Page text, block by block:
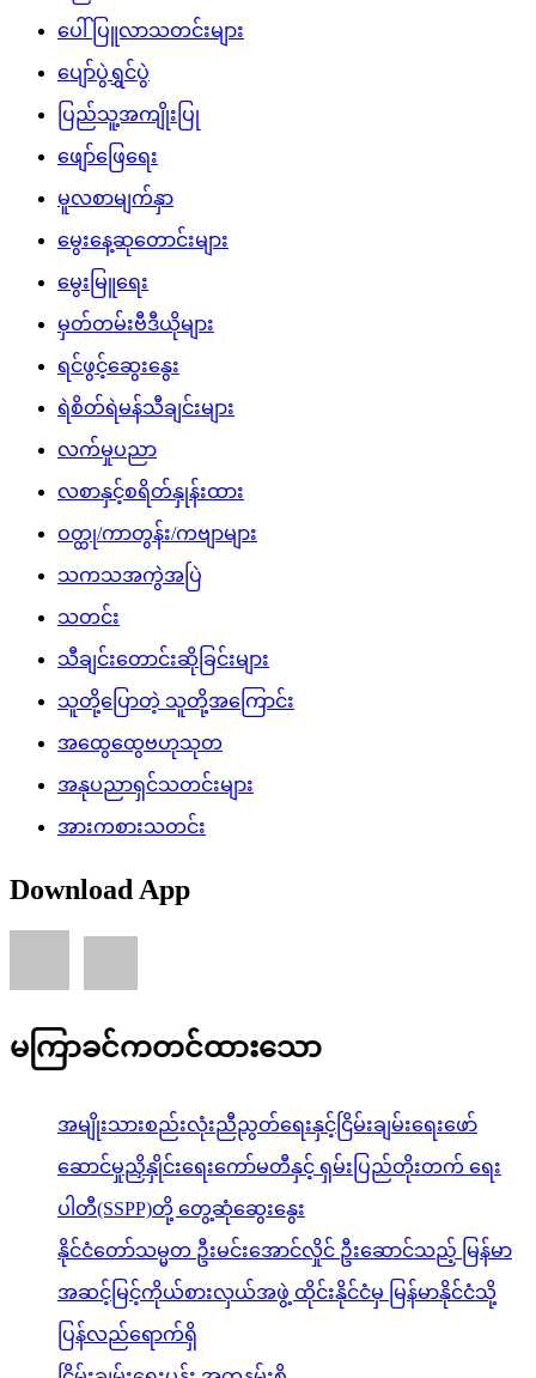
ပေါ်ပြူလာသတင်းများ
ပျော်ပွဲရွှင်ပွဲ
ပြည်သူ့အကျိုးပြု
ဖျော်ဖြေရေး
မူလစာမျက်နှာ
မွေးနေ့ဆုတောင်းများ
မွေးမြူရေး
မှတ်တမ်းဗီဒီယိုများ
ရင်ဖွင့်ဆွေးနွေး
ရဲစိတ်ရဲမန်သီချင်းများ
လက်မှုပညာ
လစာနှင့်စရိတ်နှုန်းထား
ဝတ္ထု/ကာတွန်း/ကဗျာများ
သကသအကွဲအပြဲ
သတင်း
သီချင်းတောင်းဆိုခြင်းများ
သူတို့ပြောတဲ့ သူတို့အကြောင်း
အထွေထွေဗဟုသုတ
အနုပညာရှင်သတင်းများ
အားကစားသတင်း
Download App
မကြာခင်ကတင်ထားသော
အမျိုးသားစည်းလုံးညီညွတ်ရေးနှင့်ငြိမ်းချမ်းရေးဖော်
ဆောင်မှုညှိနှိုင်းရေးကော်မတီနှင့် ရှမ်းပြည်တိုးတက် ရေး
ပါတီ(SSPP)တို့ တွေ့ဆုံဆွေးနွေး
နိုင်ငံတော်သမ္မတ ဦးမင်းအောင်လှိုင် ဦးဆောင်သည့် မြန်မာ
အဆင့်မြင့်ကိုယ်စားလှယ်အဖွဲ့ ထိုင်းနိုင်ငံမှ မြန်မာနိုင်ငံသို့
ပြန်လည်ရောက်ရှိ